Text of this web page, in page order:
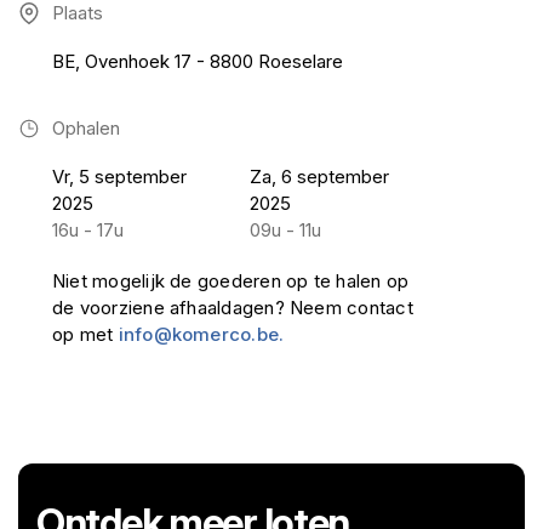
Plaats
BE, Ovenhoek 17 - 8800 Roeselare
Ophalen
Vr, 5 september
2025
16u - 17u
Za, 6 september
2025
09u - 11u
Niet mogelijk de goederen op te halen op
de voorziene afhaaldagen? Neem contact
op met info@komerco.be.